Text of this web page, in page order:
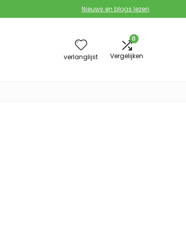
Nieuws en blogs lezen
verlanglijst
0
Vergelijken